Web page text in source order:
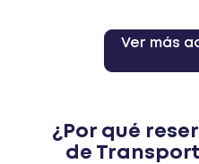
Ver más
¿Por qué
de